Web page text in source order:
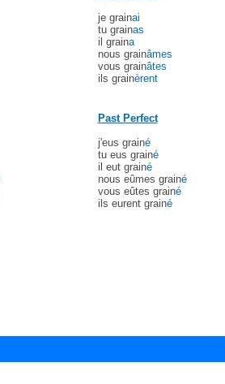
je grainai
tu grainas
il graina
nous grainâmes
vous grainâtes
ils grainèrent
Past Perfect
j'eus grainé
tu eus grainé
il eut grainé
nous eûmes grainé
vous eûtes grainé
ils eurent grainé